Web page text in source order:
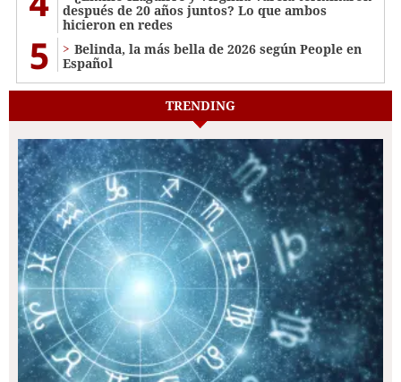
después de 20 años juntos? Lo que ambos
hicieron en redes
5
Belinda, la más bella de 2026 según People en
Español
TRENDING